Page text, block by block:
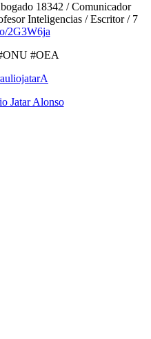
18342 / Comunicador
Inteligencias / Escritor / 7
2G3W6ja
#OEA
Jatar Alonso